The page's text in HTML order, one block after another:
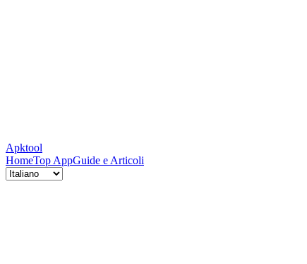
Apktool
HomeTop AppGuide e Articoli